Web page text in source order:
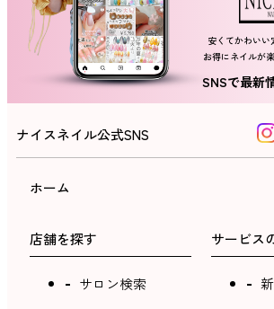
安くてかわいい
お得にネイルが
SNSで最新
ナイスネイル公式SNS
ホーム
店舗を探す
サロン検索
サービス